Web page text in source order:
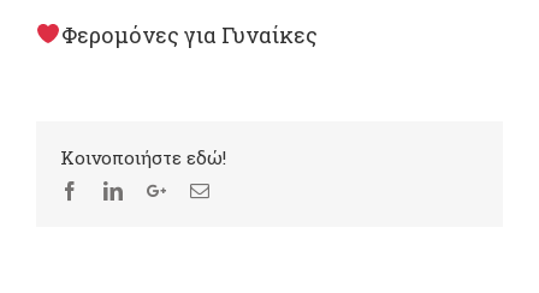
Φερομόνες για Γυναίκες
Kοινοποιήστε εδώ!